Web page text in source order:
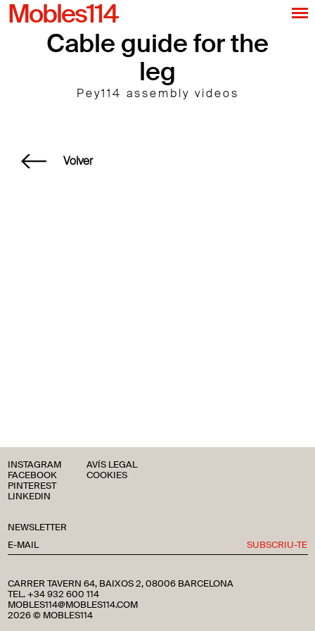
Mobles114
Cable guide for the
leg
Pey114 assembly videos
Volver
CARRER TAVERN 64, BAIXOS 2, 08006 BARCELONA
TEL. +34 932 600 114
MOBLES114@MOBLES114.COM
NEWSLETTER
SUBSCRIU-TE
INSTAGRAM
FACEBOOK
PINTEREST
LINKEDIN
AVÍS LEGAL
COOKIES
2026 © MOBLES114